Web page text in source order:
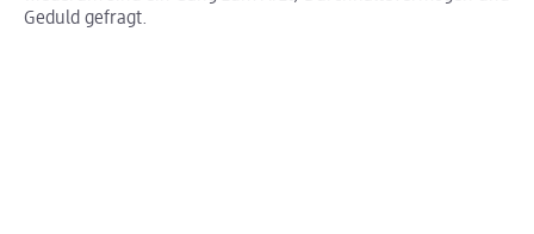
Geduld gefragt.